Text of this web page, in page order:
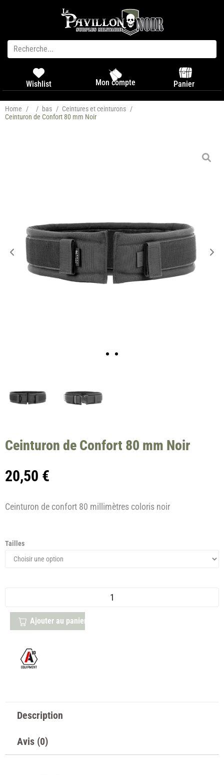
Wishlist Mon compte Panier
Home / / bas / Ceintures et ceinturons /
Ceinturon de Confort 80 mm Noir
Ceinturon de Confort 80 mm Noir
20,50 €
Ceinturon de confort 80 millimètres coloris noir
Tailles
Ajouter au panier
Description
Avis (0)